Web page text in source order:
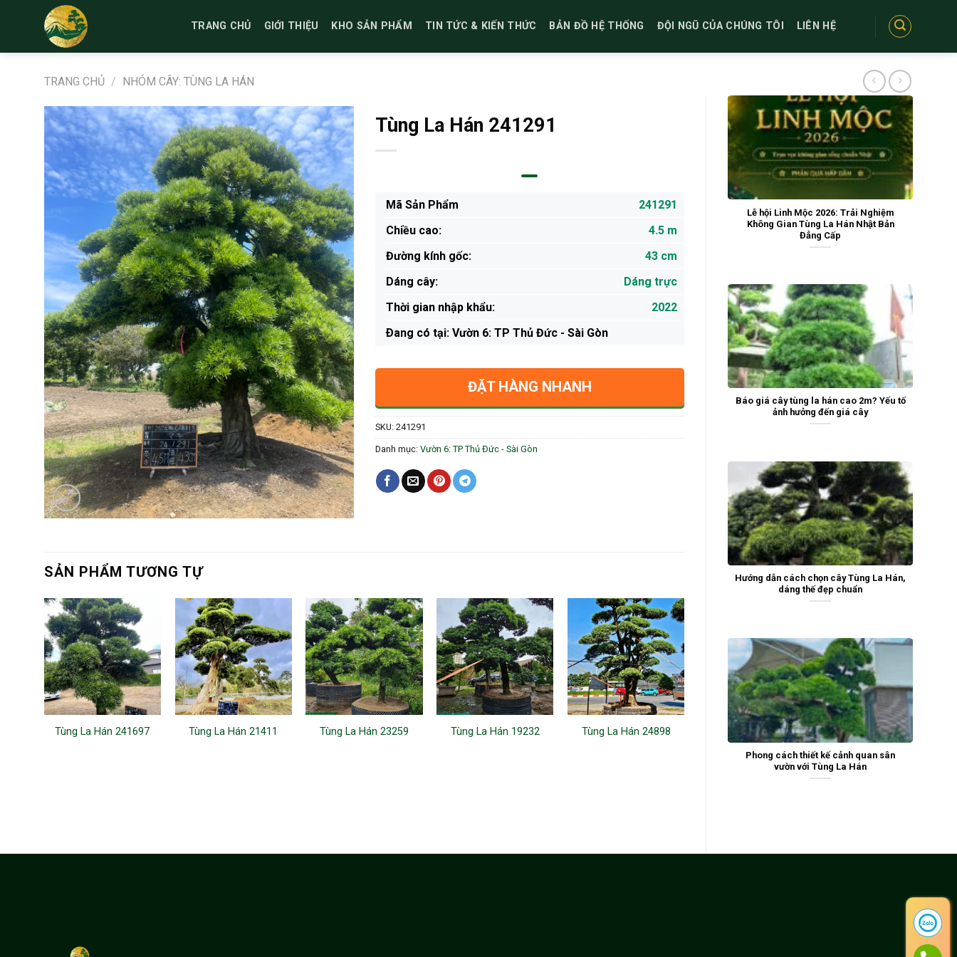
TRANG CHỦ GIỚI THIỆU KHO SẢN PHẨM TIN TỨC & KIẾN THỨC BẢN ĐỒ HỆ THỐNG ĐỘI NGŨ CỦA CHÚNG TÔI LIÊN HỆ
TRANG CHỦ / NHÓM CÂY: TÙNG LA HÁN
Lễ hội Linh Mộc 2026: Trải Nghiệm
Không Gian Tùng La Hán Nhật Bản
Đẳng Cấp
Báo giá cây tùng la hán cao 2m? Yếu tố
ảnh hưởng đến giá cây
Hướng dẫn cách chọn cây Tùng La Hán,
dáng thế đẹp chuẩn
Phong cách thiết kế cảnh quan sân
vườn với Tùng La Hán
Tùng La Hán 241291
Mã Sản Phẩm
241291
Chiều cao:
4.5 m
Đường kính gốc:
43 cm
Dáng cây:
Dáng trực
Thời gian nhập khẩu:
2022
Ðang có tại: Vườn 6: TP Thủ Đức - Sài Gòn
ĐẶT HÀNG NHANH
SKU: 241291
Danh mục: Vườn 6: TP Thủ Đức - Sài Gòn
SẢN PHẨM TƯƠNG TỰ
Tùng La Hán 241697 Tùng La Hán 21411 Tùng La Hán 23259 Tùng La Hán 19232 Tùng La Hán 24898 Tùng La Hán 241706